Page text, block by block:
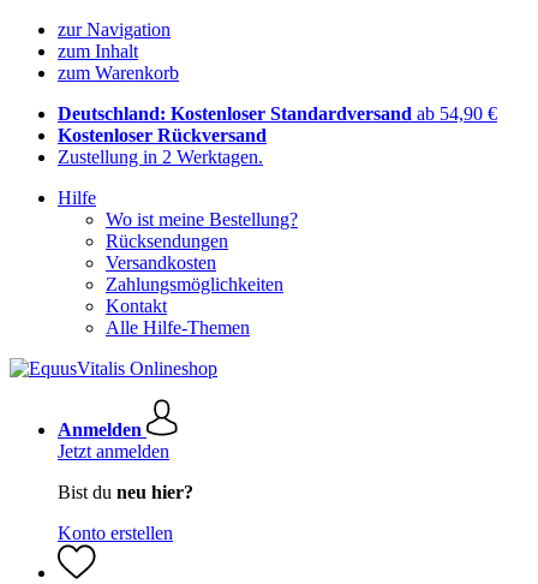
zur Navigation
zum Inhalt
zum Warenkorb
Deutschland: Kostenloser Standardversand ab 54,90 €
Kostenloser Rückversand
Zustellung in 2 Werktagen.
Hilfe
Wo ist meine Bestellung?
Rücksendungen
Versandkosten
Zahlungsmöglichkeiten
Kontakt
Alle Hilfe-Themen
Anmelden
Jetzt anmelden
Bist du neu hier?
Konto erstellen